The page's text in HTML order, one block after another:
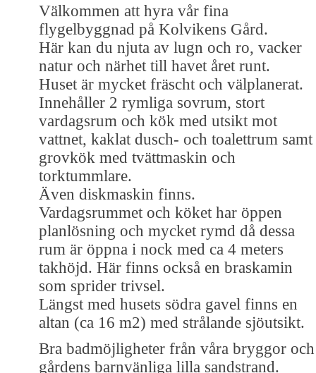
Välkommen att hyra vår fina
flygelbyggnad på Kolvikens Gård.
Här kan du njuta av lugn och ro, vacker
natur och närhet till havet året runt.
Huset är mycket fräscht och välplanerat.
Innehåller 2 rymliga sovrum, stort
vardagsrum och kök med utsikt mot
vattnet, kaklat dusch- och toalettrum samt
grovkök med tvättmaskin och
torktummlare.
Även diskmaskin finns.
Vardagsrummet och köket har öppen
planlösning och mycket rymd då dessa
rum är öppna i nock med ca 4 meters
takhöjd. Här finns också en braskamin
som sprider trivsel.
Längst med husets södra gavel finns en
altan (ca 16 m2) med strålande sjöutsikt.
Bra badmöjligheter från våra bryggor och
gårdens barnvänliga lilla sandstrand.